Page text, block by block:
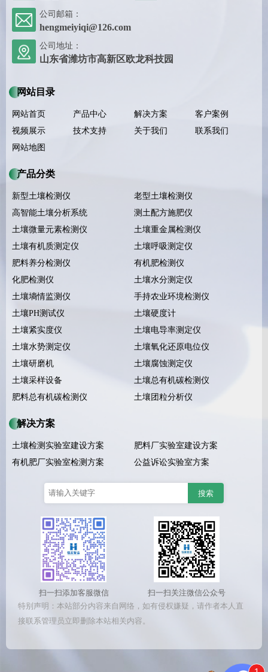
公司邮箱：
hengmeiyiqi@126.com
公司地址：
山东省潍坊市高新区欧龙科技园
网站目录
网站首页 产品中心 解决方案
客户案例
视频展示
技术支持 关于我们
联系我们
网站地图
产品分类
新型土壤检测仪
老型土壤检测仪
高智能土壤分析系统
测土配方施肥仪
土壤微量元素检测仪
土壤重金属检测仪
土壤有机质测定仪
土壤呼吸测定仪
肥料养分检测仪
有机肥检测仪
化肥检测仪
土壤水分测定仪
土壤墒情监测仪
手持农业环境检测仪
土壤PH测试仪
土壤硬度计
土壤紧实度仪
土壤电导率测定仪
土壤水势测定仪
土壤氧化还原电位仪
土壤研磨机
土壤腐蚀测定仪
土壤采样设备
土壤总有机碳检测仪
肥料总有机碳检测仪
土壤团粒分析仪
解决方案
土壤检测实验室建设方案
肥料厂实验室建设方案
有机肥厂实验室检测方案
公益诉讼实验室方案
扫一扫添加客服微信
扫一扫关注微信公众号
特别声明：本站部分内容来自网络，如有侵权嫌疑，请作者本人直
接联系管理员立即删除本站相关内容。